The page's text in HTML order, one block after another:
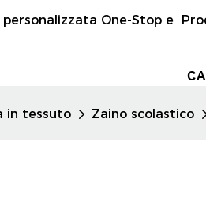
personalizzata One-Stop e
in tessuto Zaino scolastico